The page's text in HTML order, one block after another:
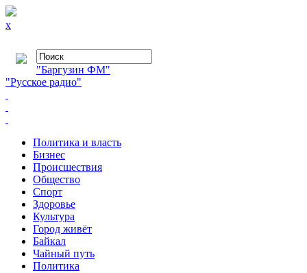
x
"Баргузин ФМ"
"Русское радио"
Политика и власть
Бизнес
Происшествия
Общество
Cпорт
Здоровье
Культура
Город живёт
Байкал
Чайный путь
Политика